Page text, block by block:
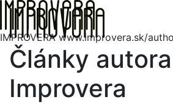
Hore
IMPROVERAwww.improvera.sk/
Články autora
Improvera